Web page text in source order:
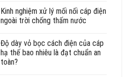
Kinh nghiệm xử lý mối nối cáp điện
ngoài trời chống thấm nước
Độ dày vỏ bọc cách điện của cáp
hạ thế bao nhiêu là đạt chuẩn an
toàn?